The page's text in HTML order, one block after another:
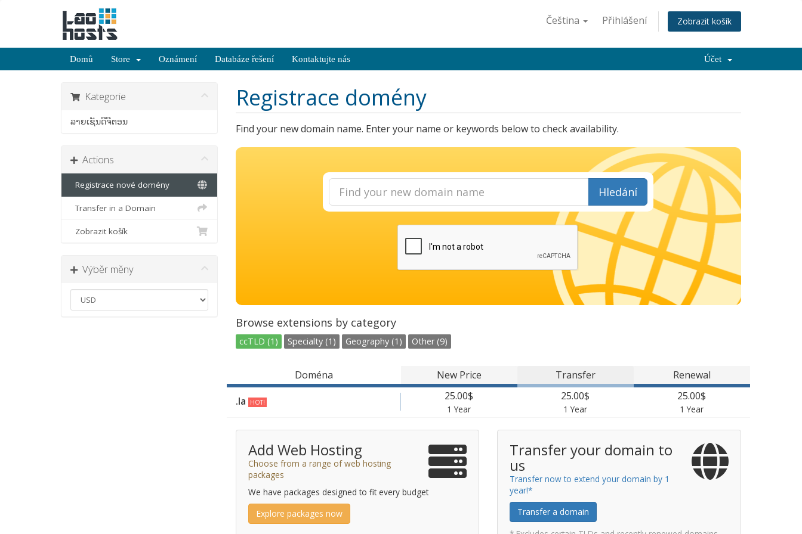
Čeština Přihlášení Zobrazit košík
Domů Store Oznámení Databáze řešení Kontaktujte nás Účet
Registrace domény
Kategorie
ລາຍເຊັນດີຈີຕອນ
Actions
Registrace nové domény
Transfer in a Domain
Zobrazit košík
Výběr měny
Find your new domain name. Enter your name or keywords below to check availability.
Hledání
Browse extensions by category
ccTLD (1) Specialty (1) Geography (1) Other (9)
Doména New Price Transfer
Renewal
.la
HOT! 25.00$
1 Year
25.00$
1 Year
25.00$
1 Year
Add Web Hosting
Choose from a range of web hosting
packages
We have packages designed to fit every budget
Explore packages now
Transfer your domain to
us
Transfer now to extend your domain by 1
year!*
Transfer a domain